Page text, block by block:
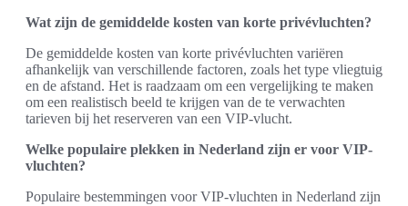
Wat zijn de gemiddelde kosten van korte privévluchten?
De gemiddelde kosten van korte privévluchten variëren
afhankelijk van verschillende factoren, zoals het type vliegtuig
en de afstand. Het is raadzaam om een vergelijking te maken
om een realistisch beeld te krijgen van de te verwachten
tarieven bij het reserveren van een VIP-vlucht.
Welke populaire plekken in Nederland zijn er voor VIP-
vluchten?
Populaire bestemmingen voor VIP-vluchten in Nederland zijn